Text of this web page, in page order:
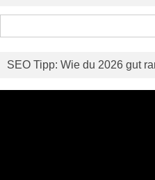
nach:
SEO Tipp: Wie du 2026 gut